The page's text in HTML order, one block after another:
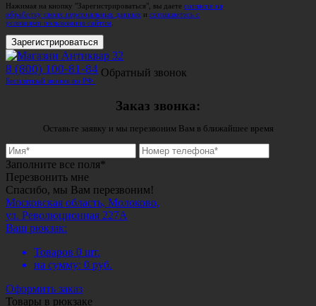
Нажимая на кнопку "Зарегистрироваться", вы даете согласие на
обработку своих персональных данных и соглашаетесь с
условиями пользования сайтом
Зарегистрироваться
8 (800) 100-81-84
Бесплатный звонок по РФ.
Обратный звонок
Заказ звонка:
Оставьте заявку и мы перезвоним Вам в ближайшее время
Заполните все поля*
Перезвонить мне
Спасибо, мы Вам перезвоним!
Московская область, Молоково,
ул. Революционная 227А
Ваш рюкзак:
Товаров 0 шт.
на сумму: 0 руб.
Оформить заказ
Товары в рюкзаке